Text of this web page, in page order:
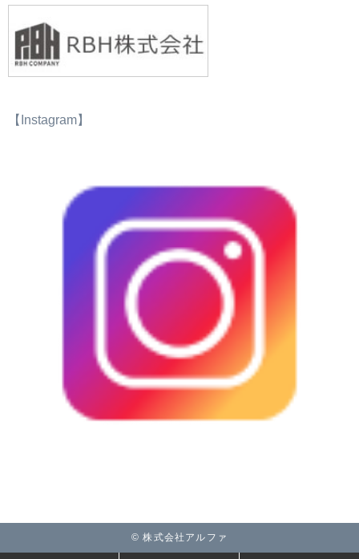
【Instagram】
© 株式会社アルファ